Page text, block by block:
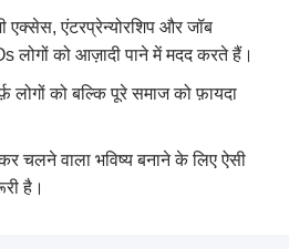
एक्सेस, एंटरप्रेन्योरशिप और जॉब
लोगों को आज़ादी पाने में मदद करते हैं।
लोगों को बल्कि पूरे समाज को फ़ायदा
चलने वाला भविष्य बनाने के लिए ऐसी
है।